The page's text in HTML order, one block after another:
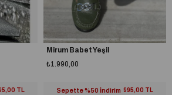
TL
Mirum Babet Yeşil
₺1.990,00
Sepette %50 İndirim 995,00 TL